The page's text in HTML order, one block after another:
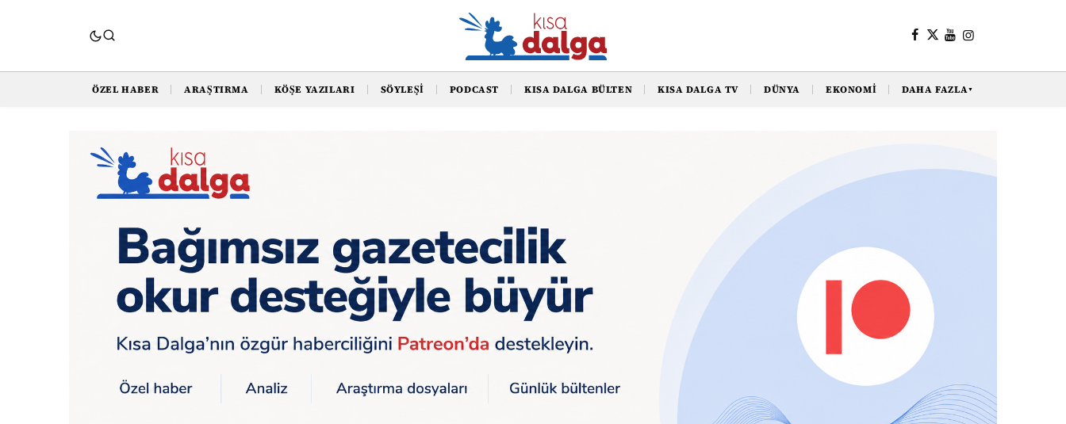
ÖZEL HABER ARAŞTIRMA KÖŞE YAZILARI SÖYLEŞI PODCAST KISA DALGA BÜLTEN KISA DALGA TV DÜNYA EKONOMI DAHA FAZLA▼